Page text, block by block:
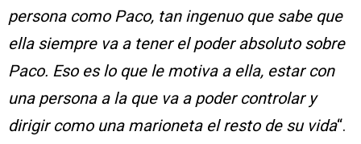
persona como Paco, tan ingenuo que sabe que
ella siempre va a tener el poder absoluto sobre
Paco. Eso es lo que le motiva a ella, estar con
una persona a la que va a poder controlar y
dirigir como una marioneta el resto de su vida“.